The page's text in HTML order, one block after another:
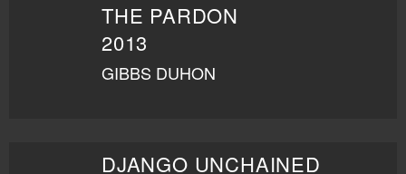
THE PARDON
2013
GIBBS DUHON
DJANGO UNCHAINED